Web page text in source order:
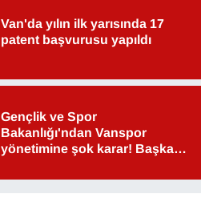
Van'da yılın ilk yarısında 17
patent başvurusu yapıldı
Gençlik ve Spor
Bakanlığı'ndan Vanspor
yönetimine şok karar! Başkan